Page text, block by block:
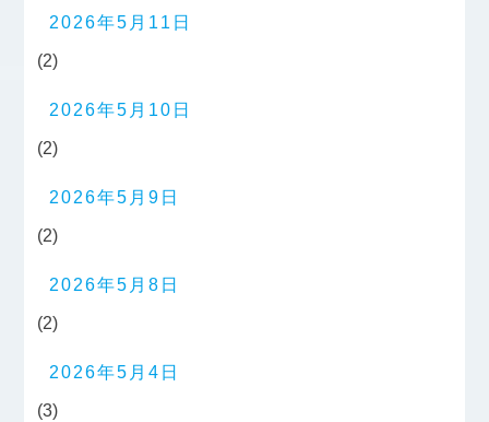
2026年5月11日
(2)
2026年5月10日
(2)
2026年5月9日
(2)
2026年5月8日
(2)
2026年5月4日
(3)